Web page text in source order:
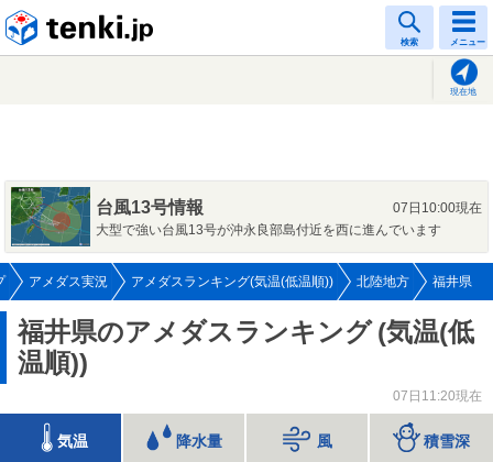
検索 メニュー
現在地
台風13号情報
07日10:00現在
大型で強い台風13号が沖永良部島付近を西に進んでいます
アメダス実況 アメダスランキング(気温(低温順)) 北陸地方 福井県
福井県のアメダスランキング (気温(低
温順))
07日11:20現在
気温 降水量 風 積雪深